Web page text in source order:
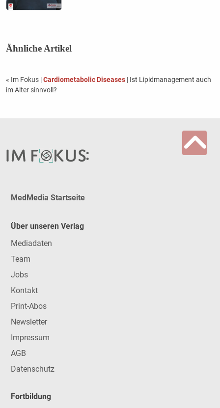
Ähnliche Artikel
« Im Fokus |Cardiometabolic Diseases| Ist Lipidmanagement auch
im Alter sinnvoll?
MedMedia Startseite
Über unseren Verlag
Mediadaten
Team
Jobs
Kontakt
Print-Abos
Newsletter
Impressum
AGB
Datenschutz
Fortbildung